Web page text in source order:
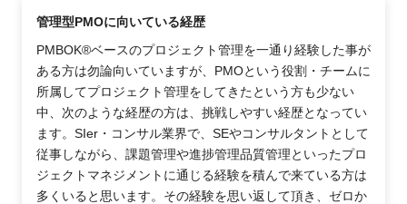
管理型PMOに向いている経歴
PMBOK®ベースのプロジェクト管理を一通り経験した事が
ある方は勿論向いていますが、PMOという役割・チームに
所属してプロジェクト管理をしてきたという方も少ない
中、次のような経歴の方は、挑戦しやすい経歴となってい
ます。SIer・コンサル業界で、SEやコンサルタントとして
従事しながら、課題管理や進捗管理品質管理といったプロ
ジェクトマネジメントに通じる経験を積んで来ている方は
多くいると思います。その経験を思い返して頂き、ゼロか